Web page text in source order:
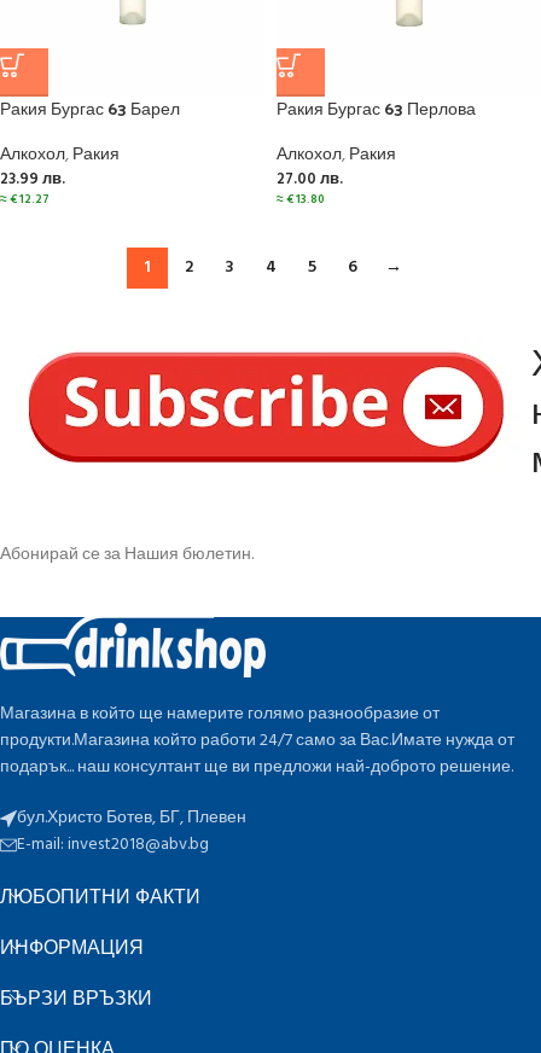
Ракия Бургас 63 Барел
Алкохол,Ракия
23.99 лв.
≈€12.27
Ракия Бургас 63 Перлова
Алкохол,Ракия
27.00 лв.
≈€13.80
1 2 3 4 5 6 →
Абонирай се за Нашия бюлетин.
Магазина в който ще намерите голямо разнообразие от
продукти.Магазина който работи 24/7 само за Вас.Имате нужда от
подарък... наш консултант ще ви предложи най-доброто решение.
бул.Христо Ботев, БГ, Плевен
E-mail:invest2018@abv.bg
ЛЮБОПИТНИ ФАКТИ
ИНФОРМАЦИЯ
БЪРЗИ ВРЪЗКИ